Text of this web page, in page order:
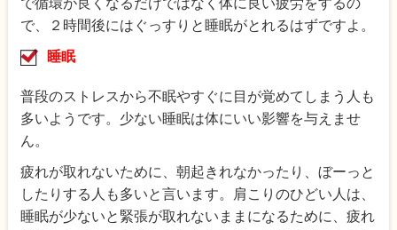
で循環が良くなるだけではなく体に良い疲労をするの
で、２時間後にはぐっすりと睡眠がとれるはずですよ。
睡眠
普段のストレスから不眠やすぐに目が覚めてしまう人も
多いようです。少ない睡眠は体にいい影響を与えませ
ん。
疲れが取れないために、朝起きれなかったり、ぼーっと
したりする人も多いと言います。肩こりのひどい人は、
睡眠が少ないと緊張が取れないままになるために、疲れ